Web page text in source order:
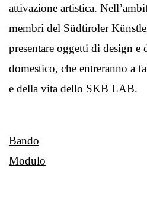
attivazione artistica.
membri del Südtiroler
presentare oggetti di design e
domestico, che entreranno a
e della vita dello SKB LAB.
Bando
Modulo